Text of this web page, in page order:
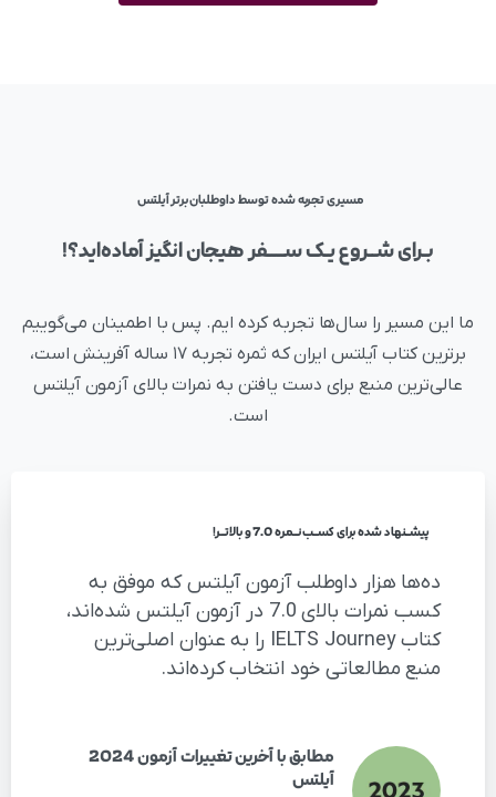
مسیری تجربه شده توسط داوطلبان برتر آیلتس
بـرایشــروعیـکســــفرهیجانانگیزآماده‌اید؟!
ما این مسیر را سال‌ها تجربه کرده ایم. پس با اطمینان می‌گوییم
برترین کتاب آیلتس ایران که ثمره تجربه ۱۷ ساله آفرینش است،
عالی‌ترین منبع برای دست یافتن به نمرات بالای آزمون آیلتس
است.
پیشــنهاد شده برای کســب نــمره 7.0 و بالاتــر!
ده‌ها هزار داوطلب آزمون آیلتس که موفق به
کسب نمرات بالای 7.0 در آزمون آیلتس شده‌اند،
کتاب IELTS Journey را به عنوان اصلی‌ترین
منبع مطالعاتی خود انتخاب کرده‌اند.
مطابق با آخرین تغییرات آزمون 2024
آیلتس